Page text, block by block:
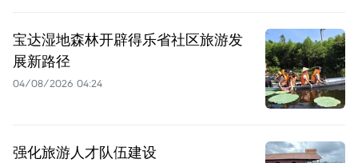
宝达湿地森林开辟得乐省社区旅游发
展新路径
04/08/2026 04:24
强化旅游人才队伍建设